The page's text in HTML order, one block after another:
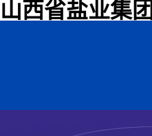
山西省盐业集